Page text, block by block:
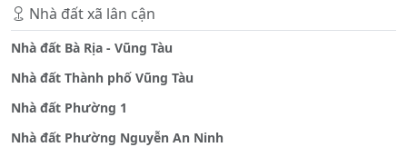
Nhà đất xã lân cận
Nhà đất Bà Rịa - Vũng Tàu
Nhà đất Thành phố Vũng Tàu
Nhà đất Phường 1
Nhà đất Phường Nguyễn An Ninh